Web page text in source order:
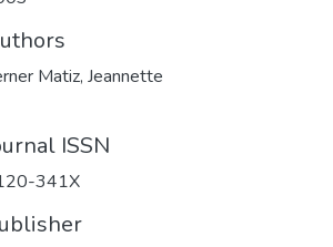
Matiz, Jeannette
ISSN
341X